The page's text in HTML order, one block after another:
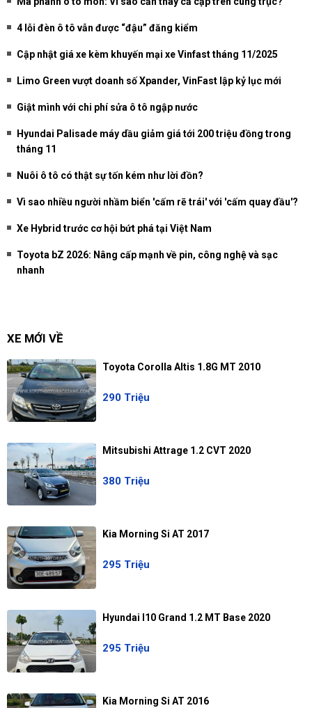
4 lỗi đèn ô tô vẫn được “đậu” đăng kiểm
Cập nhật giá xe kèm khuyến mại xe Vinfast tháng 11/2025
Limo Green vượt doanh số Xpander, VinFast lập kỷ lục mới
Giật mình với chi phí sửa ô tô ngập nước
Hyundai Palisade máy dầu giảm giá tới 200 triệu đồng trong
tháng 11
Nuôi ô tô có thật sự tốn kém như lời đồn?
Vì sao nhiều người nhầm biển 'cấm rẽ trái' với 'cấm quay đầu'?
Xe Hybrid trước cơ hội bứt phá tại Việt Nam
Toyota bZ 2026: Nâng cấp mạnh về pin, công nghệ và sạc
nhanh
XE MỚI VỀ
Toyota Corolla Altis 1.8G MT 2010
290 Triệu
Mitsubishi Attrage 1.2 CVT 2020
380 Triệu
Kia Morning Si AT 2017
295 Triệu
Hyundai I10 Grand 1.2 MT Base 2020
295 Triệu
Kia Morning Si AT 2016